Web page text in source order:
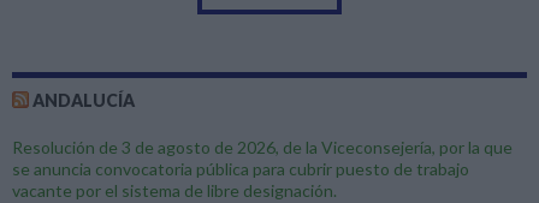
ANDALUCÍA
Resolución de 3 de agosto de 2026, de la Viceconsejería, por la que
se anuncia convocatoria pública para cubrir puesto de trabajo
vacante por el sistema de libre designación.